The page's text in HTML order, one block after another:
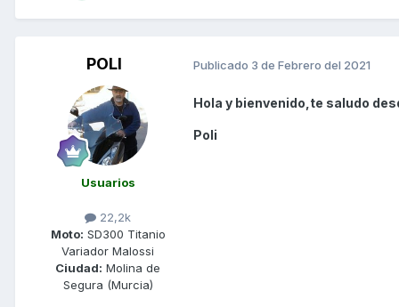
POLI
Usuarios
22,2k
Moto: SD300 Titanio
Variador Malossi
Ciudad: Molina de
Segura (Murcia)
Publicado 3 de Febrero del 2021
Hola y bienvenido,te saludo
Poli